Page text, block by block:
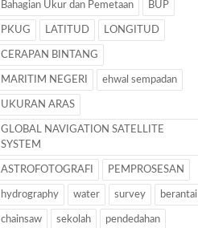
Bahagian Ukur dan Pemetaan BUP
PKUG LATITUD LONGITUD
CERAPAN BINTANG
MARITIM NEGERI ehwal sempadan
UKURAN ARAS
GLOBAL NAVIGATION SATELLITE
SYSTEM
ASTROFOTOGRAFI PEMPROSESAN
hydrography water survey berantai
chainsaw sekolah pendedahan